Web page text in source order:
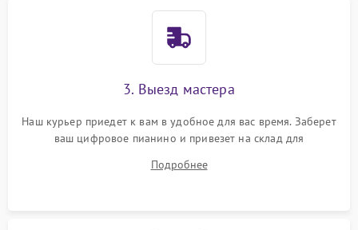
3. Выезд мастера
Наш курьер приедет к вам в удобное для вас время. Заберет
ваш цифровое пианино и привезет на склад для
Подробнее